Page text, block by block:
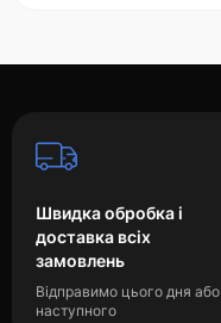
Швидка обробка і
доставка всіх
замовлень
Відправимо цього дня або
наступного